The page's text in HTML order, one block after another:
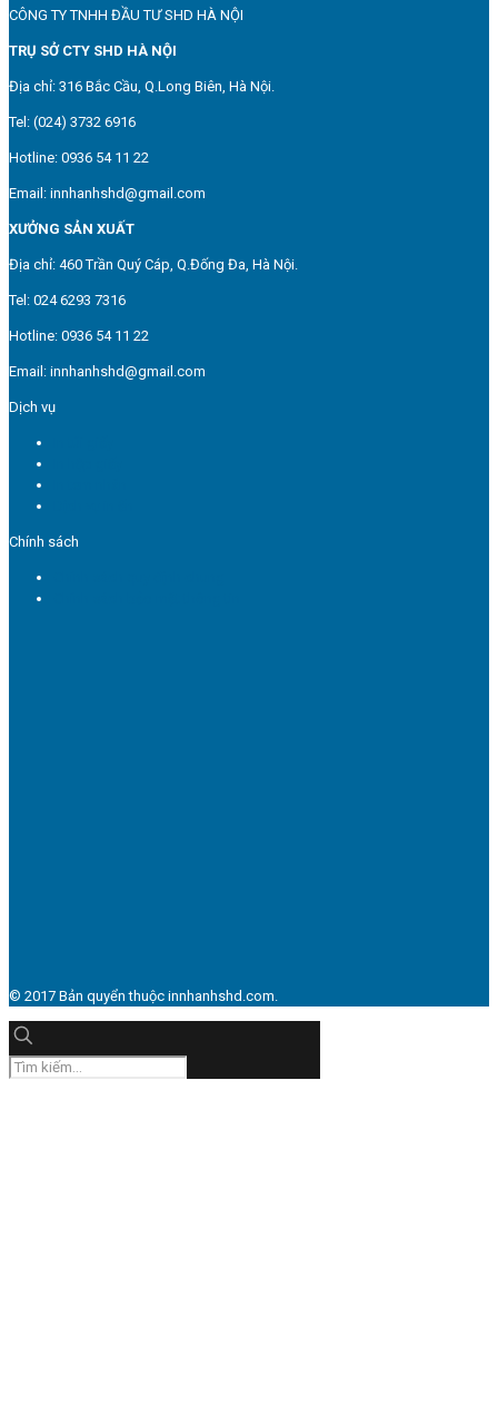
CÔNG TY TNHH ĐẦU TƯ SHD HÀ NỘI
TRỤ SỞ CTY SHD HÀ NỘI
Địa chỉ: 316 Bắc Cầu, Q.Long Biên, Hà Nội.
Tel: (024) 3732 6916
Hotline: 0936 54 11 22
Email: innhanhshd@gmail.com
XƯỞNG SẢN XUẤT
Địa chỉ: 460 Trần Quý Cáp, Q.Đống Đa, Hà Nội.
Tel: 024 6293 7316
Hotline: 0936 54 11 22
Email: innhanhshd@gmail.com
Dịch vụ
Chính sách
© 2017 Bản quyển thuộc innhanhshd.com.